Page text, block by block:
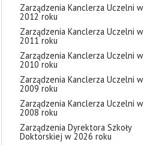
Zarządzenia Kanclerza Uczelni w
2012 roku
Zarządzenia Kanclerza Uczelni w
2011 roku
Zarządzenia Kanclerza Uczelni w
2010 roku
Zarządzenia Kanclerza Uczelni w
2009 roku
Zarządzenia Kanclerza Uczelni w
2008 roku
Zarządzenia Dyrektora Szkoły
Doktorskiej w 2026 roku